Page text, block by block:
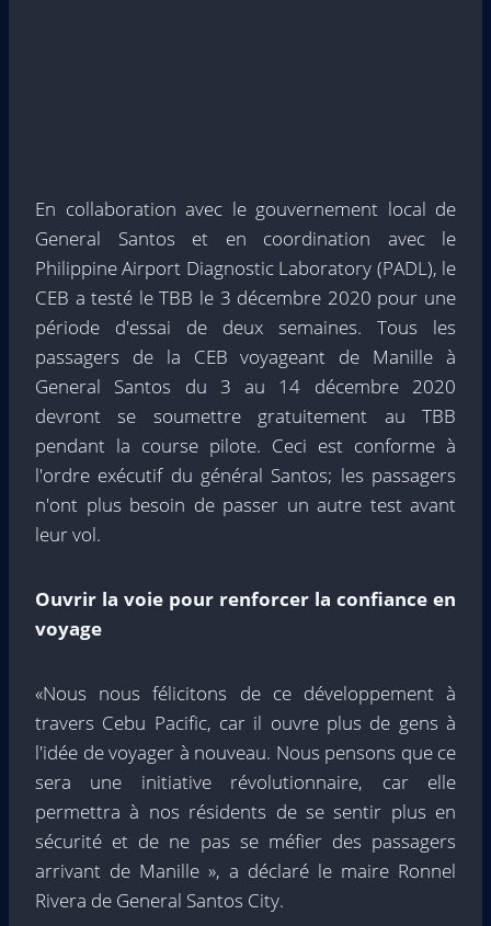
En collaboration avec le gouvernement local de
General Santos et en coordination avec le
Philippine Airport Diagnostic Laboratory (PADL), le
CEB a testé le TBB le 3 décembre 2020 pour une
période d'essai de deux semaines. Tous les
passagers de la CEB voyageant de Manille à
General Santos du 3 au 14 décembre 2020
devront se soumettre gratuitement au TBB
pendant la course pilote. Ceci est conforme à
l'ordre exécutif du général Santos; les passagers
n'ont plus besoin de passer un autre test avant
leur vol.
Ouvrir la voie pour renforcer la confiance en
voyage
«Nous nous félicitons de ce développement à
travers Cebu Pacific, car il ouvre plus de gens à
l'idée de voyager à nouveau. Nous pensons que ce
sera une initiative révolutionnaire, car elle
permettra à nos résidents de se sentir plus en
sécurité et de ne pas se méfier des passagers
arrivant de Manille », a déclaré le maire Ronnel
Rivera de General Santos City.